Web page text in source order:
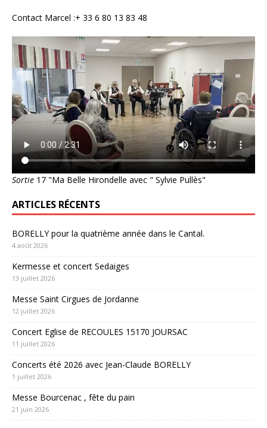
Contact Marcel :+ 33 6 80 13 83 48
Sortie 17 "Ma Belle Hirondelle avec " Sylvie Pullès"
ARTICLES RÉCENTS
BORELLY pour la quatrième année dans le Cantal.
4 août 2026
Kermesse et concert Sedaiges
13 juillet 2026
Messe Saint Cirgues de Jordanne
12 juillet 2026
Concert Eglise de RECOULES 15170 JOURSAC
11 juillet 2026
Concerts été 2026 avec Jean-Claude BORELLY
1 juillet 2026
Messe Bourcenac , fête du pain
21 juin 2026